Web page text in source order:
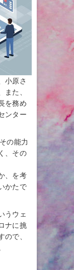
小原さ
また、
を務め
ンター
の能力
、その
、を考
かたで
うウェ
ナに挑
ので、